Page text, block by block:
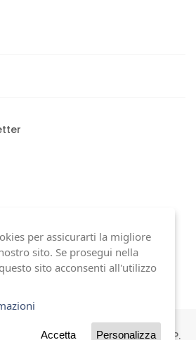
Sigonio, 227 | 41124 Modena | P.
per assicurarti la migliore
sito. Se prosegui nella
sito acconsenti all'utilizzo
Accetta Personalizza